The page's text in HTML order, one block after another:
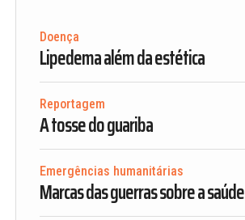
Doença
Lipedema além da estética
Reportagem
A tosse do guariba
Emergências humanitárias
Marcas das guerras sobre a saúde